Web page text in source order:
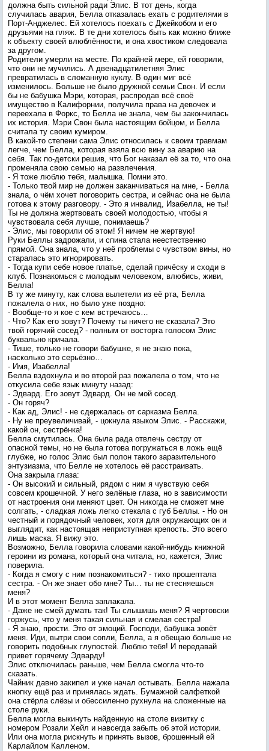
должна быть сильной ради Элис. В тот день, когда
случилась авария, Белла отказалась ехать с родителями в
Порт-Анджелес. Ей хотелось поехать с Джейкобом и его
друзьями на пляж. В те дни хотелось быть как можно ближе
к объекту своей влюблённости, и она хвостиком следовала
за другом.
Родители умерли на месте. По крайней мере, ей говорили,
что они не мучились. А двенадцатилетняя Элис
превратилась в сломанную куклу. В один миг всё
изменилось. Больше не было дружной семьи Свон. И если
бы не бабушка Мэри, которая, распродав всё своё
имущество в Калифорнии, получила права на девочек и
переехала в Форкс, то Белла не знала, чем бы закончилась
их история. Мэри Свон была настоящим бойцом, и Белла
считала ту своим кумиром.
В какой-то степени сама Элис относилась к своим травмам
легче, чем Белла, которая взяла всю вину за аварию на
себя. Так по-детски решив, что Бог наказал её за то, что она
променяла свою семью на развлечения.
- Я тоже люблю тебя, малышка. Помни это.
- Только твой мир не должен заканчиваться на мне, - Белла
знала, о чём хочет поговорить сестра, и сейчас она не была
готова к этому разговору. - Это я инвалид, Изабелла, не ты!
Ты не должна жертвовать своей молодостью, чтобы я
чувствовала себя лучше, понимаешь?
- Элис, мы говорили об этом! Я ничем не жертвую!
Руки Беллы задрожали, и спина стала неестественно
прямой. Она знала, что у неё проблемы с чувством вины, но
старалась это игнорировать.
- Тогда купи себе новое платье, сделай причёску и сходи в
клуб. Познакомься с молодым человеком, влюбись, живи,
Белла!
В ту же минуту, как слова вылетели из её рта, Белла
пожалела о них, но было уже поздно:
- Вообще-то я кое с кем встречаюсь…
- Что? Как его зовут? Почему ты ничего не сказала? Это
твой горячий сосед? - полным от восторга голосом Элис
буквально кричала.
- Тише, только не говори бабушке, я не знаю пока,
насколько это серьёзно…
- Имя, Изабелла!
Белла вздохнула и во второй раз пожалела о том, что не
откусила себе язык минуту назад:
- Эдвард. Его зовут Эдвард. Он не мой сосед.
- Он горяч?
- Как ад, Элис! - не сдержалась от сарказма Белла.
- Ну не преувеличивай, - цокнула языком Элис. - Расскажи,
какой он, сестрёнка!
Белла смутилась. Она была рада отвлечь сестру от
опасной темы, но не была готова погружаться в ложь ещё
глубже, но голос Элис был полон такого заразительного
энтузиазма, что Белле не хотелось её расстраивать.
Она закрыла глаза:
- Он высокий и сильный, рядом с ним я чувствую себя
совсем крошечной. У него зелёные глаза, но в зависимости
от настроения они меняют цвет. Он никогда не сможет мне
солгать, - сладкая ложь легко стекала с губ Беллы. - Но он
честный и порядочный человек, хотя для окружающих он и
выглядит, как настоящая неприступная крепость. Это всего
лишь маска. Я вижу это.
Возможно, Белла говорила словами какой-нибудь книжной
героини из романа, который она читала, но, кажется, Элис
поверила.
- Когда я смогу с ним познакомиться? - тихо прошептала
сестра. - Он же знает обо мне? Ты… ты не стесняешься
меня?
И в этот момент Белла заплакала.
- Даже не смей думать так! Ты слышишь меня? Я чертовски
горжусь, что у меня такая сильная и смелая сестра!
- Я знаю, прости. Это от эмоций. Господи, бабушка зовёт
меня. Иди, вытри свои сопли, Белла, а я обещаю больше не
говорить подобных глупостей. Люблю тебя! И передавай
привет горячему Эдварду!
Элис отключилась раньше, чем Белла смогла что-то
сказать.
Чайник давно закипел и уже начал остывать. Белла нажала
кнопку ещё раз и принялась ждать. Бумажной салфеткой
она стёрла слёзы и обессиленно рухнула на сложенные на
столе руки.
Белла могла выкинуть найденную на столе визитку с
номером Розали Хейл и навсегда забыть об этой истории.
Или она могла рискнуть и принять вызов, брошенный ей
Карлайлом Калленом.